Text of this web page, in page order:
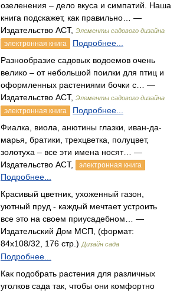
озеленения – дело вкуса и симпатий. Наша
книга подскажет, как правильно… —
Издательство АСТ, Элементы садового дизайна
электронная книга
Подробнее...
Разнообразие садовых водоемов очень
велико – от небольшой поилки для птиц и
оформленных растениями бочки с… —
Издательство АСТ, Элементы садового дизайна
электронная книга
Подробнее...
Фиалка, виола, анютины глазки, иван-да-
марья, братики, трехцветка, полуцвет,
золотуха – все эти имена носят… —
Издательство АСТ,
электронная книга
Подробнее...
Красивый цветник, ухоженный газон,
уютный пруд - каждый мечтает устроить
все это на своем приусадебном… —
Издательский Дом МСП, (формат:
84x108/32, 176 стр.) Дизайн сада
Подробнее...
Как подобрать растения для различных
уголков сада так, чтобы они комфортно